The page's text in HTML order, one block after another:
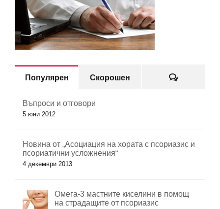
Популярен Скорошен Коментари
Въпроси и отговори
5 юни 2012
Новина от „Асоциация на хората с псориазис и
псориатични усложнения“
4 декември 2013
Омега-3 мастните киселини в помощ
на страдащите от псориазис